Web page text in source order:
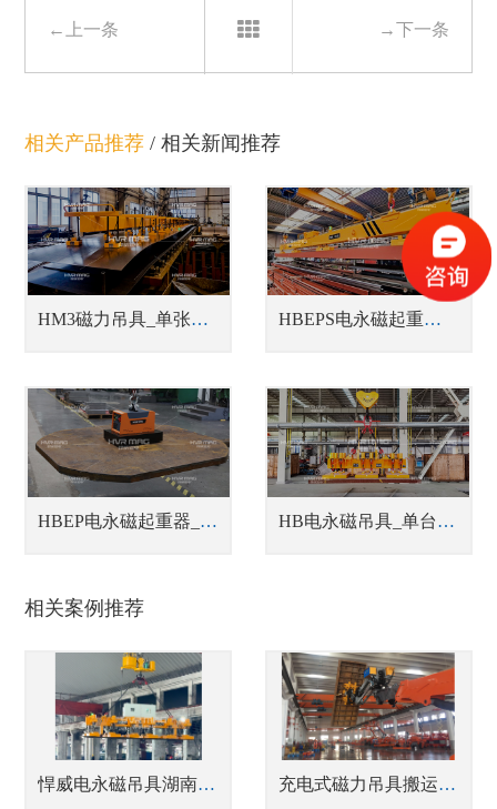
←上一条 →下一条
相关产品推荐 /相关新闻推荐
HM3磁力吊具_单张薄钢板吊具 HBEPS电永磁起重器_蓄电池式型材吊具
HBEP电永磁起重器_蓄电池式钢板吊具 HB电永磁吊具_单台或多台联吊钢坯吊具
相关案例推荐
悍威电永磁吊具湖南一力物流园实测 钢板转运又快又安全 充电式磁力吊具搬运钢筋混凝土模板